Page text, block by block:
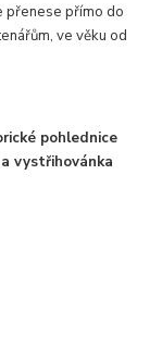
přenese přímo do
ve věku od
pohlednice
vystřihovánka